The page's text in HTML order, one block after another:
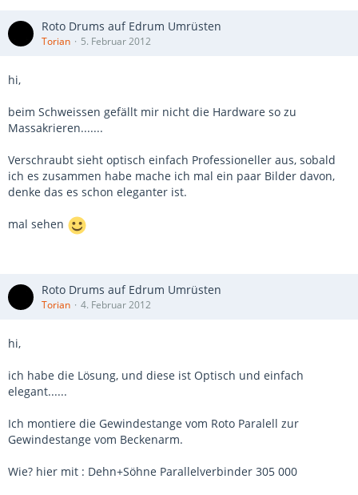
Roto Drums auf Edrum Umrüsten
Torian 5. Februar 2012
hi,
beim Schweissen gefällt mir nicht die Hardware so zu
Massakrieren.......
Verschraubt sieht optisch einfach Professioneller aus, sobald
ich es zusammen habe mache ich mal ein paar Bilder davon,
denke das es schon eleganter ist.
mal sehen
Roto Drums auf Edrum Umrüsten
Torian 4. Februar 2012
hi,
ich habe die Lösung, und diese ist Optisch und einfach
elegant......
Ich montiere die Gewindestange vom Roto Paralell zur
Gewindestange vom Beckenarm.
Wie? hier mit : Dehn+Söhne Parallelverbinder 305 000